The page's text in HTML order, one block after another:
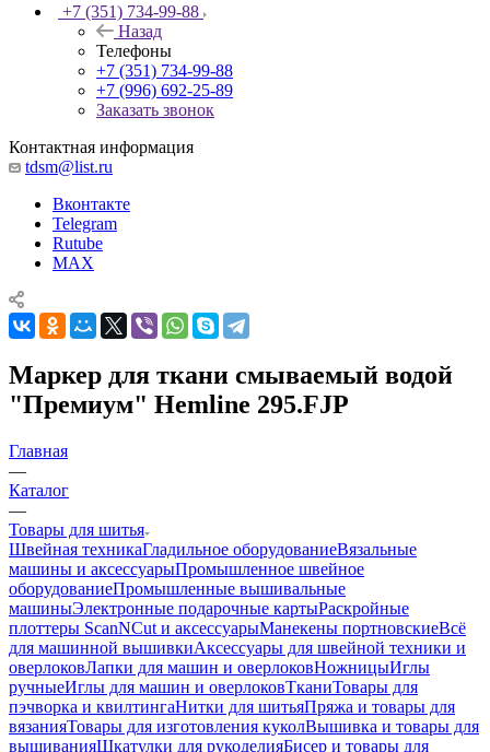
+7 (351) 734-99-88
Назад
Телефоны
+7 (351) 734-99-88
+7 (996) 692-25-89
Заказать звонок
Контактная информация
tdsm@list.ru
Вконтакте
Telegram
Rutube
MAX
Маркер для ткани смываемый водой
"Премиум" Hemline 295.FJP
Главная
—
Каталог
—
Товары для шитья
Швейная техникаГладильное оборудованиеВязальные
машины и аксессуарыПромышленное швейное
оборудованиеПромышленные вышивальные
машиныЭлектронные подарочные картыРаскройные
плоттеры ScanNCut и аксессуарыМанекены портновскиеВсё
для машинной вышивкиАксессуары для швейной техники и
оверлоковЛапки для машин и оверлоковНожницыИглы
ручныеИглы для машин и оверлоковТканиТовары для
пэчворка и квилтингаНитки для шитьяПряжа и товары для
вязанияТовары для изготовления куколВышивка и товары для
вышиванияШкатулки для рукоделияБисер и товары для